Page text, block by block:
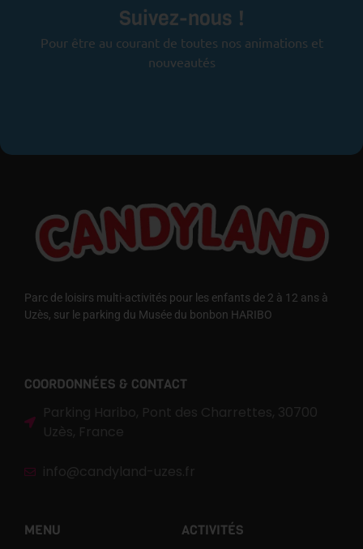
Suivez-nous !
Pour être au courant de toutes nos animations et
nouveautés
Parc de loisirs multi-activités pour les enfants de 2 à 12 ans à
Uzès, sur le parking du Musée du bonbon HARIBO
COORDONNÉES & CONTACT
Parking Haribo, Pont des Charrettes, 30700
Uzès, France
info@candyland-uzes.fr
MENU ACTIVITÉS